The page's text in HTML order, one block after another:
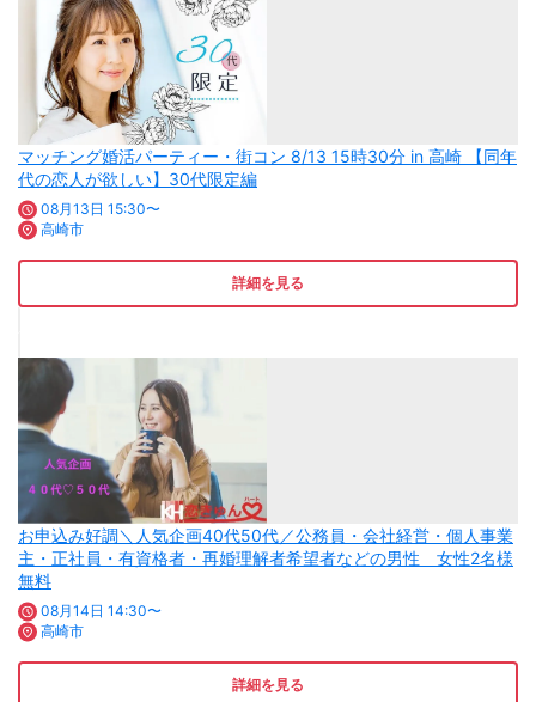
マッチング婚活パーティー・街コン 8/13 15時30分 in 高崎 【同年
代の恋人が欲しい】30代限定編
08月13日 15:30〜
高崎市
詳細を見る
お申込み好調＼人気企画40代50代／公務員・会社経営・個人事業
主・正社員・有資格者・再婚理解者希望者などの男性 女性2名様
無料
08月14日 14:30〜
高崎市
詳細を見る